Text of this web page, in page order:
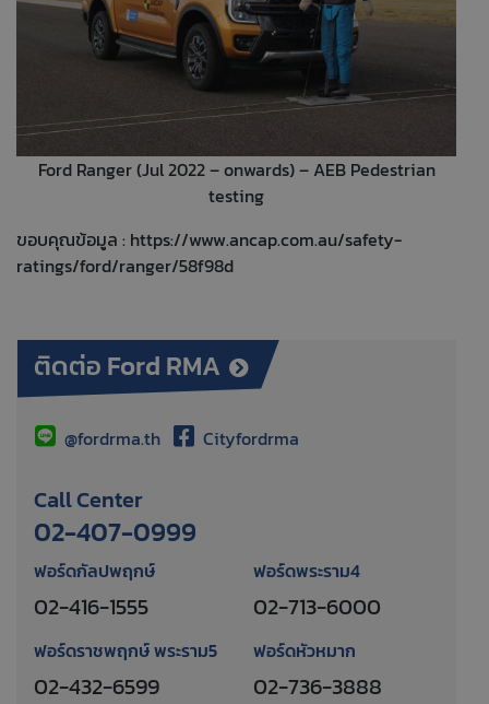
Ford Ranger (Jul 2022 – onwards) – AEB Pedestrian
testing
ขอบคุณข้อมูล : https://www.ancap.com.au/safety-
ratings/ford/ranger/58f98d
ติดต่อ Ford RMA
@fordrma.th Cityfordrma
Call Center
02-407-0999
ฟอร์ดกัลปพฤกษ์
02-416-1555
ฟอร์ดพระราม4
02-713-6000
ฟอร์ดราชพฤกษ์ พระราม5
02-432-6599
ฟอร์ดหัวหมาก
02-736-3888